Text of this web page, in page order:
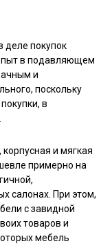
деле покупок
в подавляющем
и
поскольку
в
и мягкая
примерно на
салонах. При этом,
с завидной
товаров и
мебель